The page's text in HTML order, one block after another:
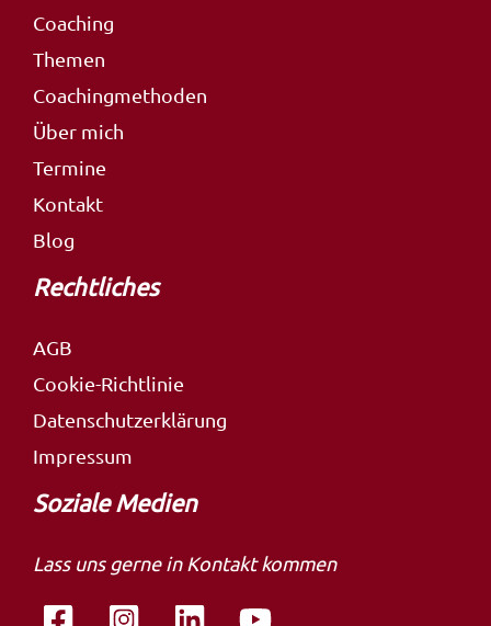
Coaching
Themen
Coachingmethoden
Über mich
Termine
Kontakt
Blog
Rechtliches
AGB
Cookie-Richtlinie
Datenschutzerklärung
Impressum
Soziale Medien
Lass uns gerne in Kontakt kommen